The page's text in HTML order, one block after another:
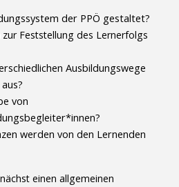
der PPÖ gestaltet?
Feststellung des Lernerfolgs
Ausbildungswege
von
werden von den Lernenden
einen allgemeinen